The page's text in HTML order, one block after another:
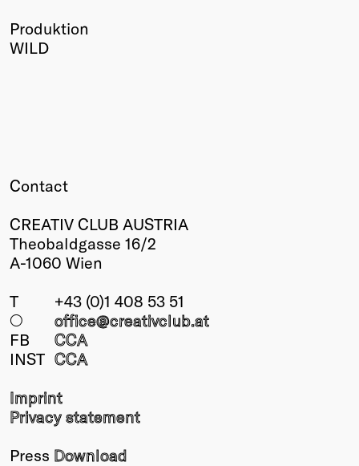
Produktion
WILD
Contact
CREATIV CLUB AUSTRIA
Theobaldgasse 16/2
A-1060 Wien
T
+43 (0)1 408 53 51
○
office@creativclub.at
FB
CCA
INST CCA
Imprint
Privacy statement
Press Download